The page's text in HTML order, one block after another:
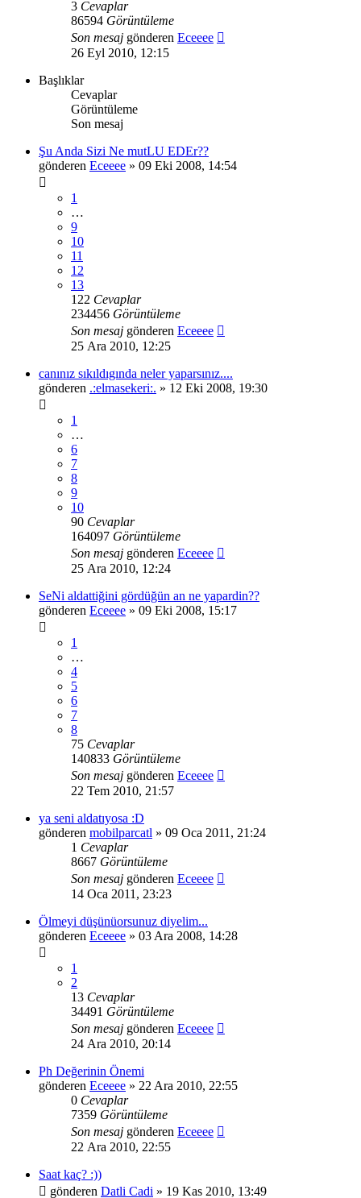
3 Cevaplar
86594 Görüntüleme
Son mesaj gönderen Eceeee
26 Eyl 2010, 12:15
Başlıklar
Cevaplar
Görüntüleme
Son mesaj
Şu Anda Sizi Ne mutLU EDEr??
gönderen Eceeee » 09 Eki 2008, 14:54
1
…
9
10
11
12
13
122 Cevaplar
234456 Görüntüleme
Son mesaj gönderen Eceeee
25 Ara 2010, 12:25
canınız sıkıldıgında neler yaparsınız....
gönderen .:elmasekeri:. » 12 Eki 2008, 19:30
1
…
6
7
8
9
10
90 Cevaplar
164097 Görüntüleme
Son mesaj gönderen Eceeee
25 Ara 2010, 12:24
SeNi aldattiğini gördüğün an ne yapardin??
gönderen Eceeee » 09 Eki 2008, 15:17
1
…
4
5
6
7
8
75 Cevaplar
140833 Görüntüleme
Son mesaj gönderen Eceeee
22 Tem 2010, 21:57
ya seni aldatıyosa :D
gönderen mobilparcatl » 09 Oca 2011, 21:24
1 Cevaplar
8667 Görüntüleme
Son mesaj gönderen Eceeee
14 Oca 2011, 23:23
Ölmeyi düşünüorsunuz diyelim...
gönderen Eceeee » 03 Ara 2008, 14:28
1
2
13 Cevaplar
34491 Görüntüleme
Son mesaj gönderen Eceeee
24 Ara 2010, 20:14
Ph Değerinin Önemi
gönderen Eceeee » 22 Ara 2010, 22:55
0 Cevaplar
7359 Görüntüleme
Son mesaj gönderen Eceeee
22 Ara 2010, 22:55
Saat kaç? :))
gönderen Datli Cadi » 19 Kas 2010, 13:49